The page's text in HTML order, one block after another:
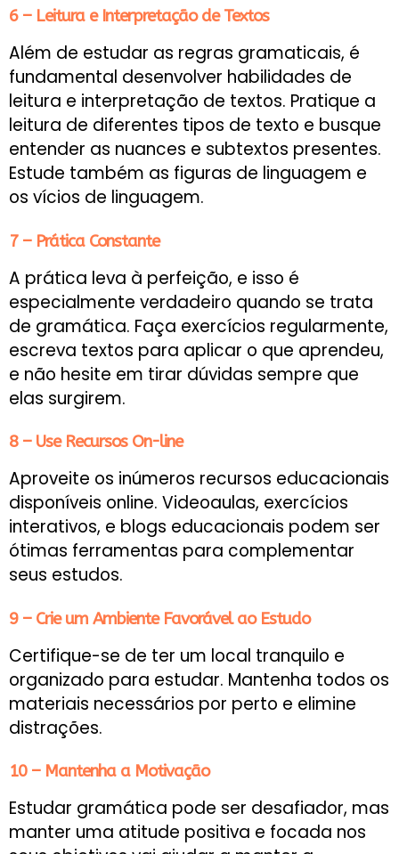
6 – Leitura e Interpretação de Textos
Além de estudar as regras gramaticais, é
fundamental desenvolver habilidades de
leitura e interpretação de textos. Pratique a
leitura de diferentes tipos de texto e busque
entender as nuances e subtextos presentes.
Estude também as figuras de linguagem e
os vícios de linguagem.
7 – Prática Constante
A prática leva à perfeição, e isso é
especialmente verdadeiro quando se trata
de gramática. Faça exercícios regularmente,
escreva textos para aplicar o que aprendeu,
e não hesite em tirar dúvidas sempre que
elas surgirem.
8 – Use Recursos On-line
Aproveite os inúmeros recursos educacionais
disponíveis online. Videoaulas, exercícios
interativos, e blogs educacionais podem ser
ótimas ferramentas para complementar
seus estudos.
9 – Crie um Ambiente Favorável ao Estudo
Certifique-se de ter um local tranquilo e
organizado para estudar. Mantenha todos os
materiais necessários por perto e elimine
distrações.
10 – Mantenha a Motivação
Estudar gramática pode ser desafiador, mas
manter uma atitude positiva e focada nos